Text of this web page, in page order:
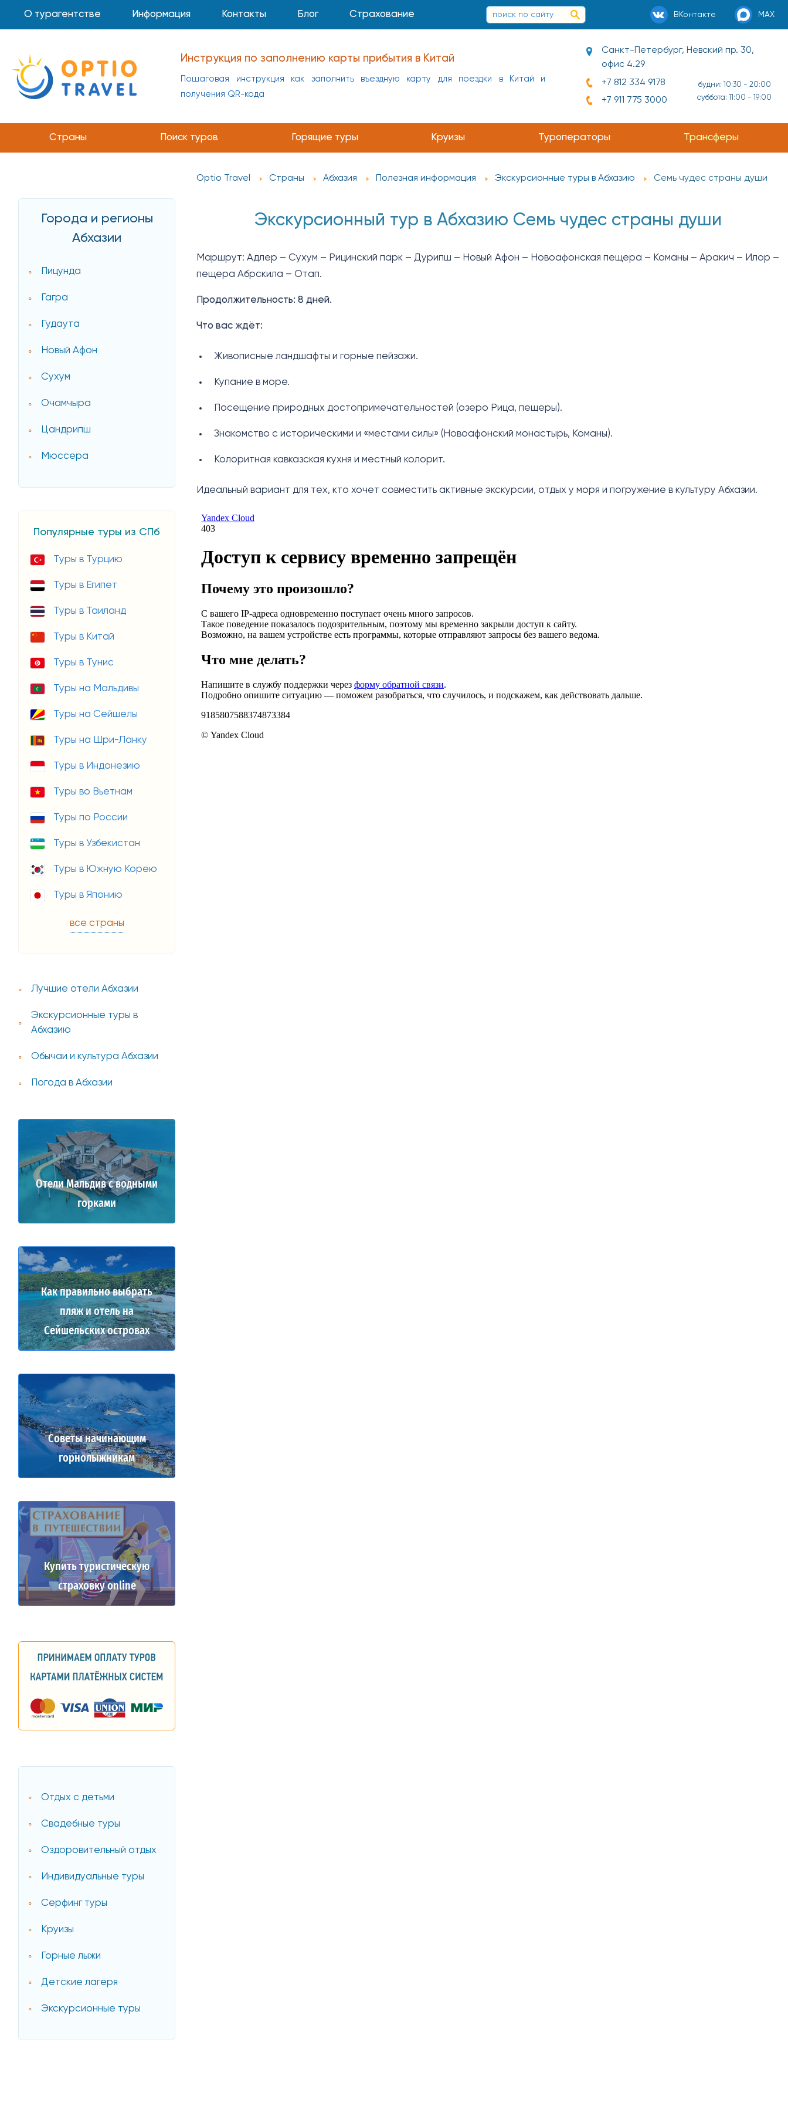
О турагентстве Информация Контакты Блог Страхование ВКонтакте MAX
Инструкция по заполнению карты прибытия в Китай
Пошаговая инструкция как заполнить въездную карту для поездки в Китай и
получения QR-кода
Санкт-Петербург, Невский пр. 30,
офис 4.29
+7 812 334 9178
+7 911 775 3000
будни: 10:30 - 20:00
суббота: 11:00 - 19:00
Страны Поиск туров Горящие туры Круизы Туроператоры Трансферы
Города и регионы
Абхазии
Пицунда
Гагра
Гудаута
Новый Афон
Сухум
Очамчыра
Цандрипш
Мюссера
Популярные туры из СПб
Туры в Турцию
Туры в Египет
Туры в Таиланд
Туры в Китай
Туры в Тунис
Туры на Мальдивы
Туры на Сейшелы
Туры на Шри-Ланку
Туры в Индонезию
Туры во Вьетнам
Туры по России
Туры в Узбекистан
Туры в Южную Корею
Туры в Японию
все страны
Лучшие отели Абхазии
Экскурсионные туры в
Абхазию
Обычаи и культура Абхазии
Погода в Абхазии
Отели Мальдив с водными
горками
Как правильно выбрать
пляж и отель на
Сейшельских островах
Советы начинающим
горнолыжникам
Купить туристическую
страховку online
Отдых с детьми
Свадебные туры
Оздоровительный отдых
Индивидуальные туры
Серфинг туры
Круизы
Горные лыжи
Детские лагеря
Экскурсионные туры
Optio Travel Страны Абхазия Полезная информация Экскурсионные туры в Абхазию Семь чудес страны души
Экскурсионный тур в Абхазию Семь чудес страны души
Маршрут: Адлер – Сухум – Рицинский парк – Дурипш – Новый Афон – Новоафонская пещера – Команы – Аракич – Илор –
пещера Абрскила – Отап.
Продолжительность: 8 дней.
Что вас ждёт:
Живописные ландшафты и горные пейзажи.
Купание в море.
Посещение природных достопримечательностей (озеро Рица, пещеры).
Знакомство с историческими и «местами силы» (Новоафонский монастырь, Команы).
Колоритная кавказская кухня и местный колорит.
Идеальный вариант для тех, кто хочет совместить активные экскурсии, отдых у моря и погружение в культуру Абхазии.